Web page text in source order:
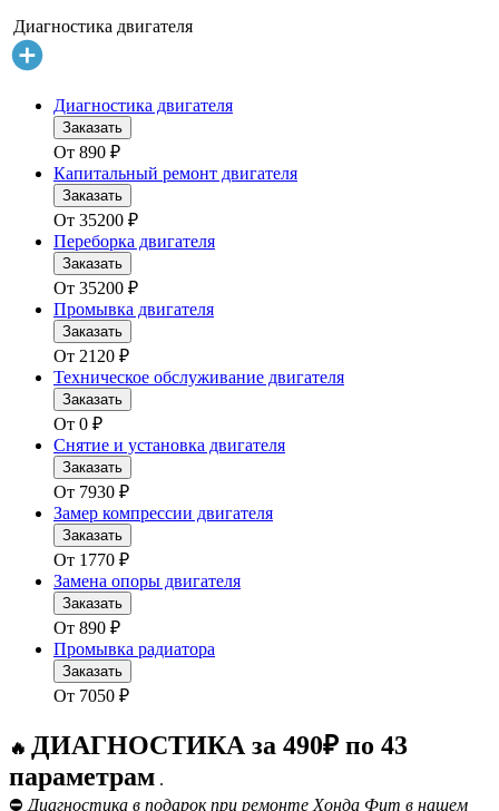
Диагностика двигателя
Диагностика двигателя
Заказать
От 890 ₽
Капитальный ремонт двигателя
Заказать
От 35200 ₽
Переборка двигателя
Заказать
От 35200 ₽
Промывка двигателя
Заказать
От 2120 ₽
Техническое обслуживание двигателя
Заказать
От 0 ₽
Снятие и установка двигателя
Заказать
От 7930 ₽
Замер компрессии двигателя
Заказать
От 1770 ₽
Замена опоры двигателя
Заказать
От 890 ₽
Промывка радиатора
Заказать
От 7050 ₽
🔥 ДИАГНОСТИКА за 490₽ по 43
параметрам .
⛔ Диагностика в подарок при ремонте Хонда Фит в нашем